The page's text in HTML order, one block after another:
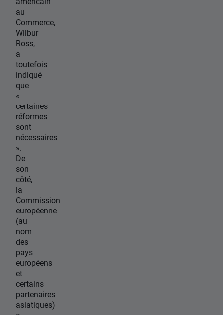
au
Commerce,
Wilbur
Ross,
a
toutefois
indiqué
que
«
certaines
réformes
sont
nécessaires
».
De
son
côté,
la
Commission
européenne
(au
nom
des
pays
européens
et
certains
partenaires
asiatiques)